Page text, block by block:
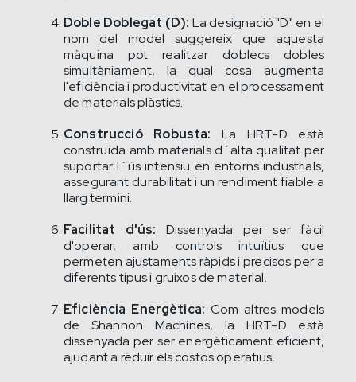
Doble Doblegat (D): La designació "D" en el
nom del model suggereix que aquesta
màquina pot realitzar doblecs dobles
simultàniament, la qual cosa augmenta
l'eficiència i productivitat en el processament
de materials plàstics.
Construcció Robusta:La HRT-D està
construïda amb materials d´alta qualitat per
suportar l´ús intensiu en entorns industrials,
assegurant durabilitat i un rendiment fiable a
llarg termini.
Facilitat d'ús: Dissenyada per ser fàcil
d'operar, amb controls intuïtius que
permeten ajustaments ràpids i precisos per a
diferents tipus i gruixos de material.
Eficiència Energètica: Com altres models
de Shannon Machines, la HRT-D està
dissenyada per ser energèticament eficient,
ajudant a reduir els costos operatius.